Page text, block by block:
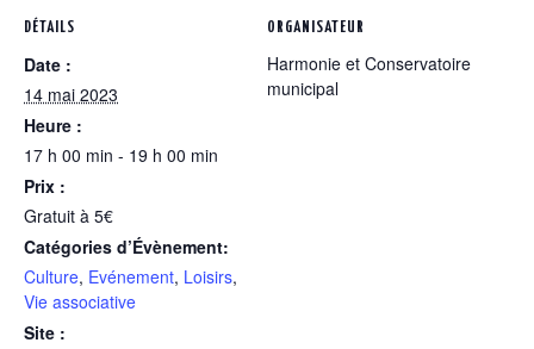
DÉTAILS
Date :
14 mai 2023
Heure :
17 h 00 min - 19 h 00 min
Prix :
Gratuit à 5€
Catégories d’Évènement:
Culture, Evénement, Loisirs,
Vie associative
Site :
ORGANISATEUR
Harmonie et Conservatoire
municipal